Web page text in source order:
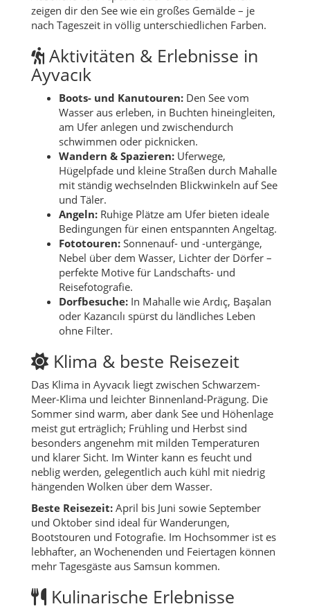
zeigen dir den See wie ein großes Gemälde – je
nach Tageszeit in völlig unterschiedlichen Farben.
Aktivitäten & Erlebnisse in
Ayvacık
Boots- und Kanutouren: Den See vom
Wasser aus erleben, in Buchten hineingleiten,
am Ufer anlegen und zwischendurch
schwimmen oder picknicken.
Wandern & Spazieren: Uferwege,
Hügelpfade und kleine Straßen durch Mahalle
mit ständig wechselnden Blickwinkeln auf See
und Täler.
Angeln: Ruhige Plätze am Ufer bieten ideale
Bedingungen für einen entspannten Angeltag.
Fototouren: Sonnenauf- und -untergänge,
Nebel über dem Wasser, Lichter der Dörfer –
perfekte Motive für Landschafts- und
Reisefotografie.
Dorfbesuche: In Mahalle wie Ardıç, Başalan
oder Kazancılı spürst du ländliches Leben
ohne Filter.
Klima & beste Reisezeit
Das Klima in Ayvacık liegt zwischen Schwarzem-
Meer-Klima und leichter Binnenland-Prägung. Die
Sommer sind warm, aber dank See und Höhenlage
meist gut erträglich; Frühling und Herbst sind
besonders angenehm mit milden Temperaturen
und klarer Sicht. Im Winter kann es feucht und
neblig werden, gelegentlich auch kühl mit niedrig
hängenden Wolken über dem Wasser.
Beste Reisezeit: April bis Juni sowie September
und Oktober sind ideal für Wanderungen,
Bootstouren und Fotografie. Im Hochsommer ist es
lebhafter, an Wochenenden und Feiertagen können
mehr Tagesgäste aus Samsun kommen.
Kulinarische Erlebnisse